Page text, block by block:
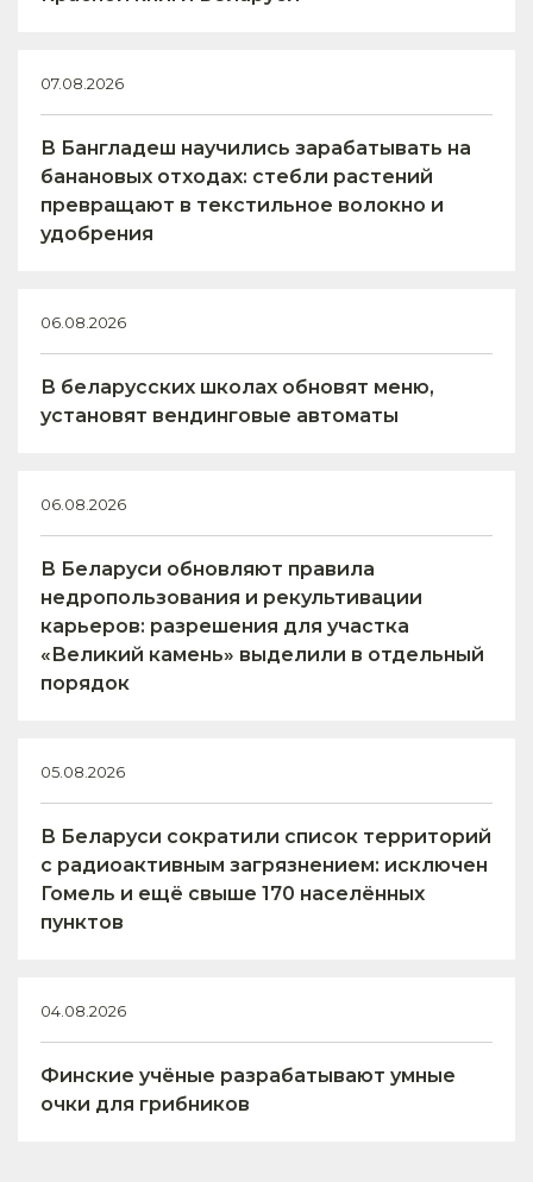
07.08.2026
В Бангладеш научились зарабатывать на
банановых отходах: стебли растений
превращают в текстильное волокно и
удобрения
06.08.2026
В беларусских школах обновят меню,
установят вендинговые автоматы
06.08.2026
В Беларуси обновляют правила
недропользования и рекультивации
карьеров: разрешения для участка
«Великий камень» выделили в отдельный
порядок
05.08.2026
В Беларуси сократили список территорий
с радиоактивным загрязнением: исключен
Гомель и ещё свыше 170 населённых
пунктов
04.08.2026
Финские учёные разрабатывают умные
очки для грибников